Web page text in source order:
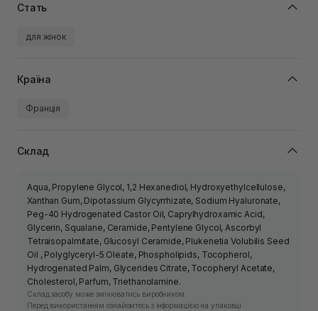
Стать
для жінок
Країна
Франція
Склад
Aqua, Propylene Glycol, 1,2 Hexanediol, Hydroxyethylcellulose,
Xanthan Gum, Dipotassium Glycyrrhizate, Sodium Hyaluronate,
Peg-40 Hydrogenated Castor Oil, Caprylhydroxamic Acid,
Glycerin, Squalane, Ceramide, Pentylene Glycol, Ascorbyl
Tetraisopalmitate, Glucosyl Ceramide, Plukenetia Volubilis Seed
Oil , Polyglyceryl-5 Oleate, Phospholipids, Tocopherol,
Hydrogenated Palm, Glycerides Citrate, Tocopheryl Acetate,
Cholesterol, Parfum, Triethanolamine.
Склад засобу може змінюватись виробником.
Перед використанням ознайомтесь з інформацією на упаковці.